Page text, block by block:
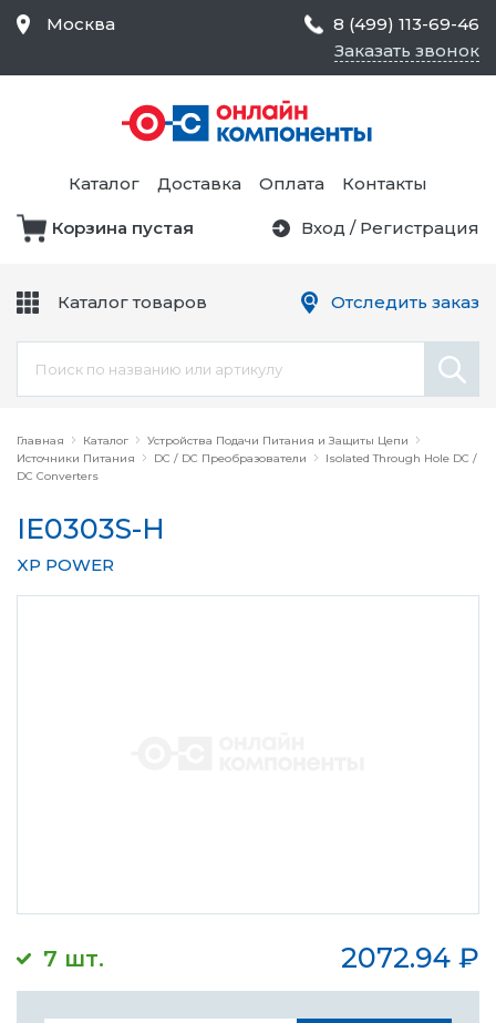
Главная Каталог
Устройства Подачи Питания и Защиты Цепи
Источники Питания
DC / DC Преобразователи
Isolated Through Hole DC /
DC Converters
IE0303S-H
XP POWER
7 шт. 2072.94 ₽
Москва
8 (499) 113-69-46
Заказать звонок
Каталог Доставка Оплата Контакты
Корзина пустая Вход / Регистрация
Каталог товаров
Средства Контроля
Статического
Электричества и
Безопасности,
Товары для Чистых
Цепи
Оборудование
Отследить заказ